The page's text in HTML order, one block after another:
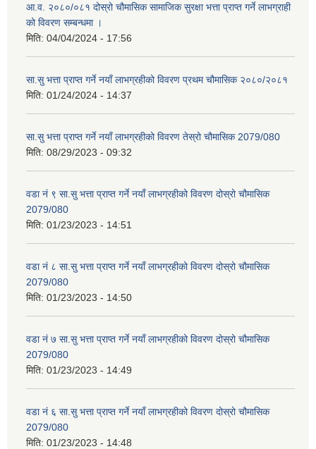
आ.व. २०८०/०८१ दोस्रो चौमासिक सामाजिक सुरक्षा भत्ता प्राप्त गर्ने लाभग्राही
को विवरण सम्बन्धमा ।
मिति: 04/04/2024 - 17:56
सा.सु भत्ता प्राप्त गर्ने नयाँ लाभग्रहीको विवरण प्रथम चौमासिक २०८०/२०८१
मिति: 01/24/2024 - 14:37
सा.सु भत्ता प्राप्त गर्ने नयाँ लाभग्रहीको विवरण तेस्रो चौमासिक 2079/080
मिति: 08/29/2023 - 09:32
वडा नं ९ सा.सु भत्ता प्राप्त गर्ने नयाँ लाभग्रहीको विवरण दोस्रो चौमासिक
2079/080
मिति: 01/23/2023 - 14:51
वडा नं ८ सा.सु भत्ता प्राप्त गर्ने नयाँ लाभग्रहीको विवरण दोस्रो चौमासिक
2079/080
मिति: 01/23/2023 - 14:50
वडा नं ७ सा.सु भत्ता प्राप्त गर्ने नयाँ लाभग्रहीको विवरण दोस्रो चौमासिक
2079/080
मिति: 01/23/2023 - 14:49
वडा नं ६ सा.सु भत्ता प्राप्त गर्ने नयाँ लाभग्रहीको विवरण दोस्रो चौमासिक
2079/080
मिति: 01/23/2023 - 14:48